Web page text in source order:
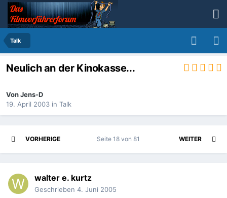
Talk
Neulich an der Kinokasse...
VonJens-D
19. April 2003 in Talk
VORHERIGE WEITER
Seite 18 von 81
walter e. kurtz
Geschrieben 4. Juni 2005